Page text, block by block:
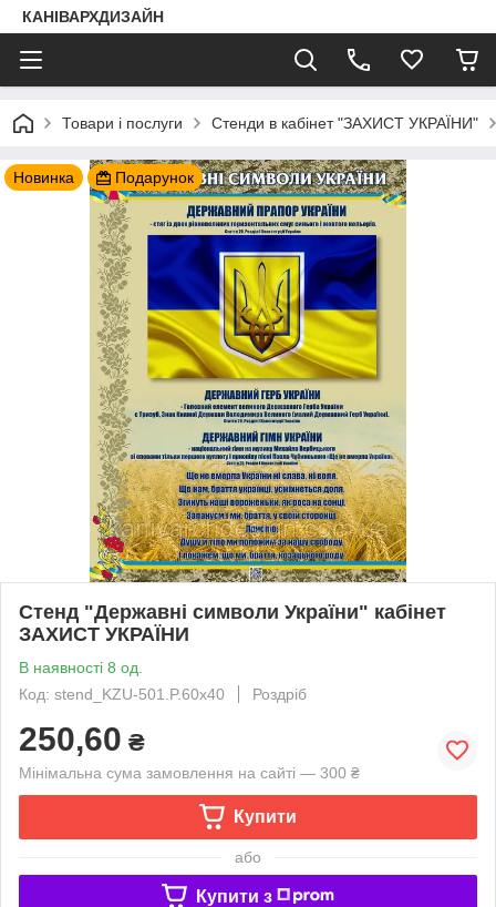
КАНІВАРХДИЗАЙН
Товари і послуги Стенди в кабінет "ЗАХИСТ УКРАЇНИ"
Новинка Подарунок
Стенд "Державні символи України" кабінет
ЗАХИСТ УКРАЇНИ
В наявності 8 од.
Код: stend_KZU-501.P.60x40
Роздріб
250,60 ₴
Мінімальна сума замовлення на сайті — 300 ₴
Купити
або
Купити з